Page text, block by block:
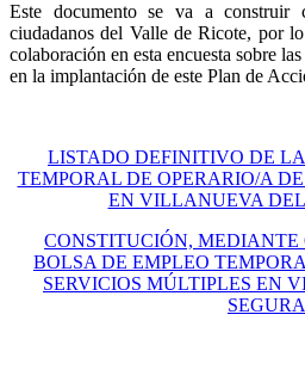
Este documento se va a
ciudadanos del Valle de Ricote, por
colaboración en esta encuesta sobre
en la implantación de este Plan de
LISTADO DEFINITIVO DE
TEMPORAL DE OPERARIO/A
EN VILLANUEVA
CONSTITUCIÓN, MEDIANTE
BOLSA DE EMPLEO
SERVICIOS MÚLTIPLES EN
SEGURA